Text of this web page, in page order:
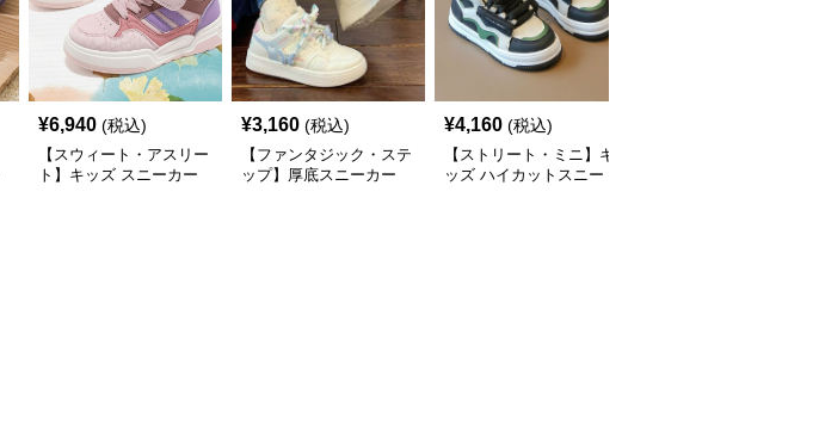
¥6,940 (税込)
【スウィート・アスリー
ト】キッズ スニーカー
¥3,160 (税込)
【ファンタジック・ステ
ップ】厚底スニーカー
¥4,160 (税込)
【ストリート・ミニ】キ
ッズ ハイカットスニー